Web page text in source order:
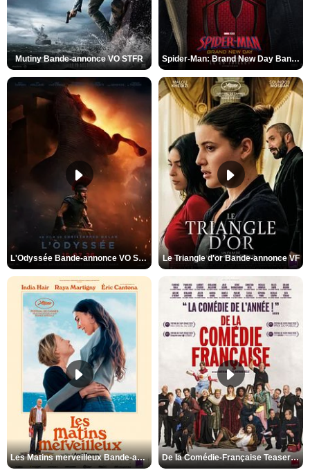
Mutiny Bande-annonce VO STFR Spider-Man: Brand New Day Bande-annonce VO STFR
L'Odyssée Bande-annonce VO STFR Le Triangle d'or Bande-annonce VF
Les Matins merveilleux Bande-annonce VF De la Comédie-Française Teaser VF